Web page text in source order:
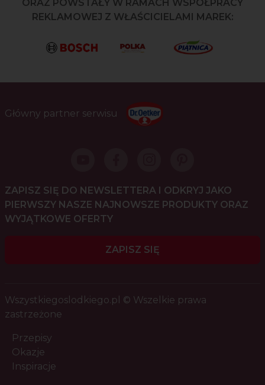
ORAZ POWSTAŁY W RAMACH WSPÓŁPRACY
REKLAMOWEJ Z WŁAŚCICIELAMI MAREK:
Główny partner serwisu
ZAPISZ SIĘ DO NEWSLETTERA I ODKRYJ JAKO
PIERWSZY NASZE NAJNOWSZE PRODUKTY ORAZ
WYJĄTKOWE OFERTY
ZAPISZ SIĘ
Wszystkiegoslodkiego.pl © Wszelkie prawa
zastrzeżone
Przepisy
Okazje
Inspiracje